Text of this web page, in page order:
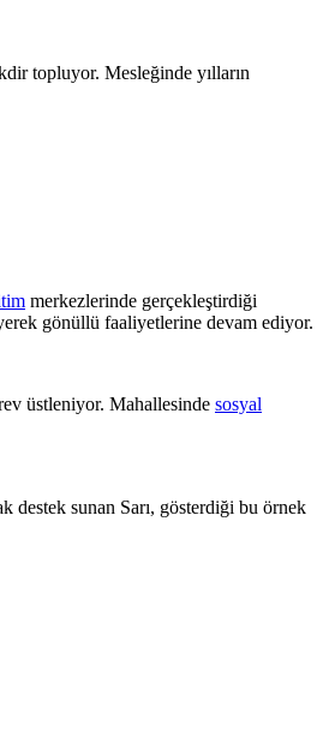
topluyor. Mesleğinde yılların
merkezlerinde gerçekleştirdiği
gönüllü faaliyetlerine devam ediyor.
üstleniyor. Mahallesinde sosyal
destek sunan Sarı, gösterdiği bu örnek